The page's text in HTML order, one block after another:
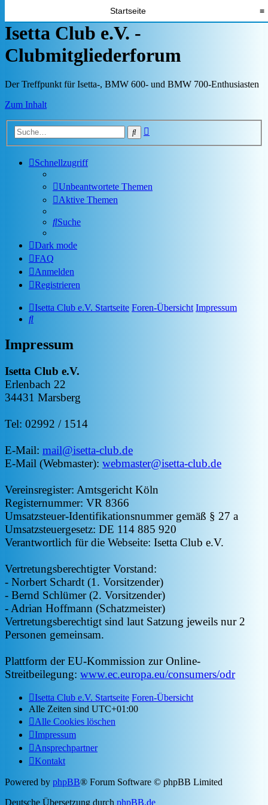
Startseite ≡
Isetta Club e.V. -
Clubmitgliederforum
Der Treffpunkt für Isetta-, BMW 600- und BMW 700-Enthusiasten
Zum Inhalt
Suche
Schnellzugriff
Unbeantwortete Themen
Aktive Themen
Suche
Dark mode
FAQ
Anmelden
Registrieren
Isetta Club e.V. Startseite Foren-Übersicht Impressum
Suche
Impressum
Isetta Club e.V.
Erlenbach 22
34431 Marsberg
Tel: 02992 / 1514
E-Mail: mail@isetta-club.de
E-Mail (Webmaster): webmaster@isetta-club.de
Vereinsregister: Amtsgericht Köln
Registernummer: VR 8366
Umsatzsteuer-Identifikationsnummer gemäß § 27 a
Umsatzsteuergesetz: DE 114 885 920
Verantwortlich für die Webseite: Isetta Club e.V.
Vertretungsberechtigter Vorstand:
- Norbert Schardt (1. Vorsitzender)
- Bernd Schlümer (2. Vorsitzender)
- Adrian Hoffmann (Schatzmeister)
Vertretungsberechtigt sind laut Satzung jeweils nur 2
Personen gemeinsam.
Plattform der EU-Kommission zur Online-
Streitbeilegung: www.ec.europa.eu/consumers/odr
Isetta Club e.V. Startseite Foren-Übersicht
Alle Zeiten sind UTC+01:00
Alle Cookies löschen
Impressum
Ansprechpartner
Kontakt
Powered by phpBB® Forum Software © phpBB Limited
Deutsche Übersetzung durch phpBB.de